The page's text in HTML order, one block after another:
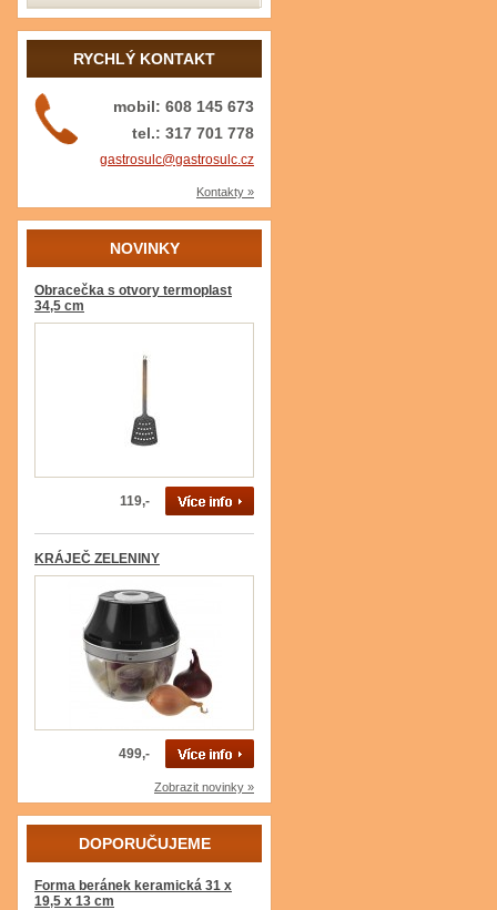
RYCHLÝ KONTAKT
mobil: 608 145 673
tel.: 317 701 778
gastrosulc@gastrosulc.cz
Kontakty »
NOVINKY
Obracečka s otvory termoplast
34,5 cm
119,-
KRÁJEČ ZELENINY
499,-
Zobrazit novinky »
DOPORUČUJEME
Forma beránek keramická 31 x
19,5 x 13 cm